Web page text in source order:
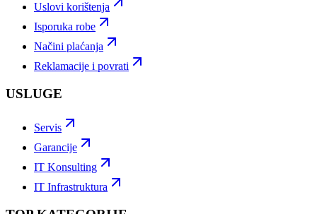
Uslovi korištenja
Isporuka robe
Načini plaćanja
Reklamacije i povrati
USLUGE
Servis
Garancije
IT Konsulting
IT Infrastruktura